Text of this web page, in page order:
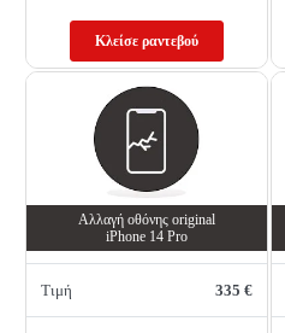
Κλείσε ραντεβού
Αλλαγή oθόνης οriginal
iPhone 14 Pro
Τιμή 335 €